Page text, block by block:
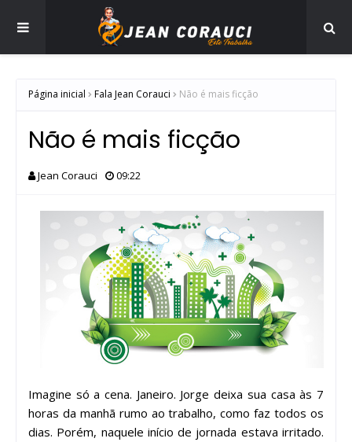
Página inicial Fala Jean Corauci Não é mais ficção
Não é mais ficção
Jean Corauci 09:22
Imagine só a cena. Janeiro. Jorge deixa sua casa às 7
horas da manhã rumo ao trabalho, como faz todos os
dias. Porém, naquele início de jornada estava irritado.